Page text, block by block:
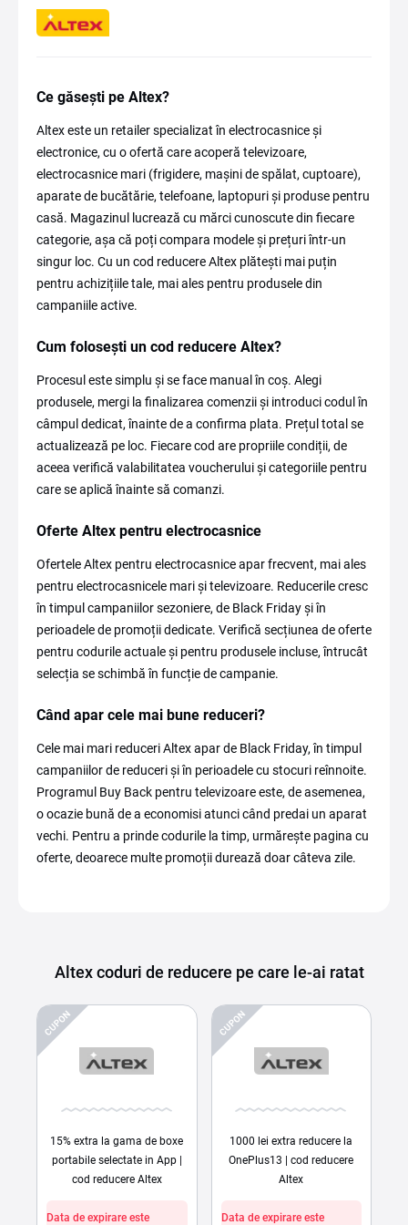
Ce găsești pe Altex?
Altex este un retailer specializat în electrocasnice și
electronice, cu o ofertă care acoperă televizoare,
electrocasnice mari (frigidere, mașini de spălat, cuptoare),
aparate de bucătărie, telefoane, laptopuri și produse pentru
casă. Magazinul lucrează cu mărci cunoscute din fiecare
categorie, așa că poți compara modele și prețuri într-un
singur loc. Cu un cod reducere Altex plătești mai puțin
pentru achizițiile tale, mai ales pentru produsele din
campaniile active.
Cum folosești un cod reducere Altex?
Procesul este simplu și se face manual în coș. Alegi
produsele, mergi la finalizarea comenzii și introduci codul în
câmpul dedicat, înainte de a confirma plata. Prețul total se
actualizează pe loc. Fiecare cod are propriile condiții, de
aceea verifică valabilitatea voucherului și categoriile pentru
care se aplică înainte să comanzi.
Oferte Altex pentru electrocasnice
Ofertele Altex pentru electrocasnice apar frecvent, mai ales
pentru electrocasnicele mari și televizoare. Reducerile cresc
în timpul campaniilor sezoniere, de Black Friday și în
perioadele de promoții dedicate. Verifică secțiunea de oferte
pentru codurile actuale și pentru produsele incluse, întrucât
selecția se schimbă în funcție de campanie.
Când apar cele mai bune reduceri?
Cele mai mari reduceri Altex apar de Black Friday, în timpul
campaniilor de reduceri și în perioadele cu stocuri reînnoite.
Programul Buy Back pentru televizoare este, de asemenea,
o ocazie bună de a economisi atunci când predai un aparat
vechi. Pentru a prinde codurile la timp, urmărește pagina cu
oferte, deoarece multe promoții durează doar câteva zile.
Altex coduri de reducere pe care le-ai ratat
CUPON
15% extra la gama de boxe
portabile selectate in App |
cod reducere Altex
Data de expirare este
CUPON
1000 lei extra reducere la
OnePlus13 | cod reducere
Altex
Data de expirare este